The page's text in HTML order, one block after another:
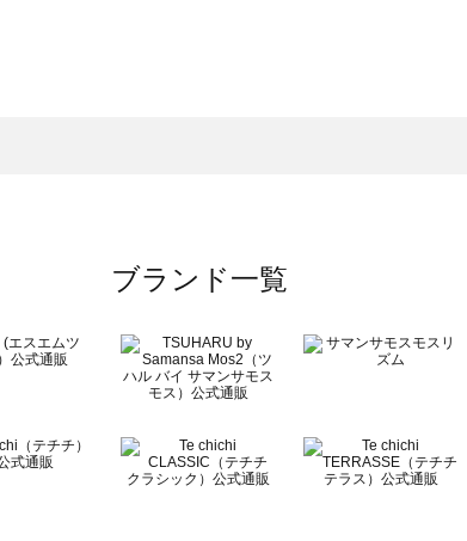
ブランド一覧